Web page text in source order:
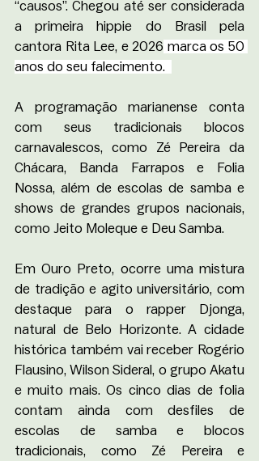
“causos”. Chegou até ser considerada
a primeira hippie do Brasil pela
cantora Rita Lee, e 2026 marca os 50
anos do seu falecimento.
A programação marianense conta
com seus tradicionais blocos
carnavalescos, como Zé Pereira da
Chácara, Banda Farrapos e Folia
Nossa, além de escolas de samba e
shows de grandes grupos nacionais,
como Jeito Moleque e Deu Samba.
Em Ouro Preto, ocorre uma mistura
de tradição e agito universitário, com
destaque para o rapper Djonga,
natural de Belo Horizonte. A cidade
histórica também vai receber Rogério
Flausino, Wilson Sideral, o grupo Akatu
e muito mais. Os cinco dias de folia
contam ainda com desfiles de
escolas de samba e blocos
tradicionais, como Zé Pereira e